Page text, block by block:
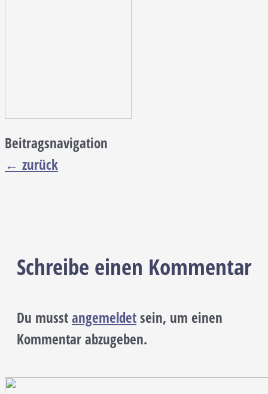
Beitragsnavigation
← zurück
Schreibe einen Kommentar
Du musstangemeldetsein, um einen
Kommentar abzugeben.